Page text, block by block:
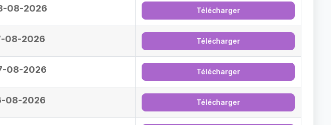
08-2026 Télécharger
08-2026 Télécharger
08-2026 Télécharger
08-2026 Télécharger